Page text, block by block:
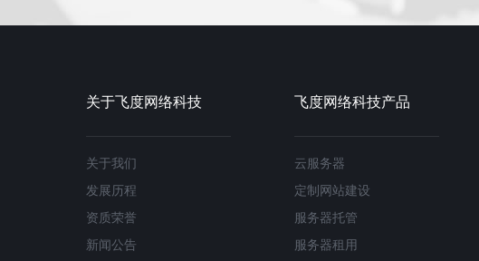
关于飞度网络科技
关于我们
发展历程
资质荣誉
新闻公告
飞度网络科技产品
云服务器
定制网站建设
服务器托管
服务器租用